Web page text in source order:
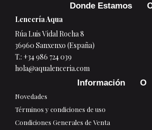
Donde Estamos
Lencería Aqua
Rúa Luis Vidal Rocha 8
36960 Sanxenxo (España)
T.: +34 986 724 039
hola@aqualenceria.com
Información
Novedades
Términos y condiciones de uso
Condiciones Generales de Venta